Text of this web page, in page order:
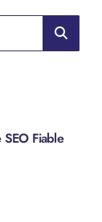
Fiable